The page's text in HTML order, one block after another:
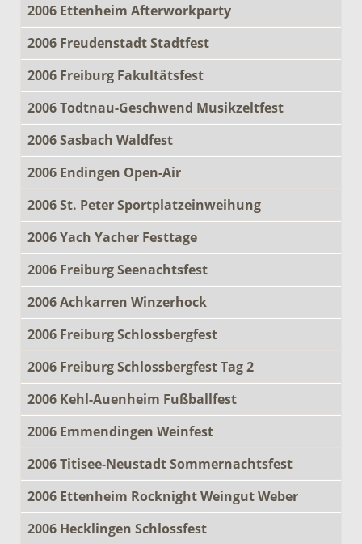
2006 Ettenheim Afterworkparty
2006 Freudenstadt Stadtfest
2006 Freiburg Fakultätsfest
2006 Todtnau-Geschwend Musikzeltfest
2006 Sasbach Waldfest
2006 Endingen Open-Air
2006 St. Peter Sportplatzeinweihung
2006 Yach Yacher Festtage
2006 Freiburg Seenachtsfest
2006 Achkarren Winzerhock
2006 Freiburg Schlossbergfest
2006 Freiburg Schlossbergfest Tag 2
2006 Kehl-Auenheim Fußballfest
2006 Emmendingen Weinfest
2006 Titisee-Neustadt Sommernachtsfest
2006 Ettenheim Rocknight Weingut Weber
2006 Hecklingen Schlossfest